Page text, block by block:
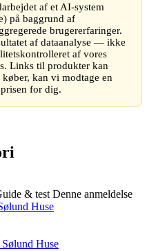
af et AI-system
på baggrund af
brugererfaringer.
af dataanalyse — ikke
af vores
Links til produkter kan
kan vi modtage en
for dig.
& test Denne anmeldelse
Huse
Sølund Huse